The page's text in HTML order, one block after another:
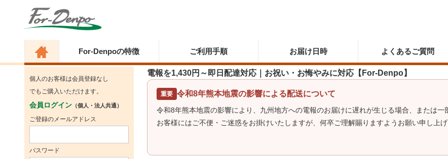
For-Denpoの特徴 ご利用手順 お届け日時 よくあるご質問
個人のお客様は会員登録なし
でもご購入いただけます。
会員ログイン （個人・法人共通）
ご登録のメールアドレス
パスワード
電報を1,430円～即日配達対応｜お祝い・お悔やみに対応【For-Denpo】
重要 令和8年熊本地震の影響による配送について
令和8年熊本地震の影響により、九州地方への電報のお届けに遅れが生じる場合、または一
お客様にはご不便・ご迷惑をお掛けいたしますが、何卒ご理解賜りますようお願い申し上げ